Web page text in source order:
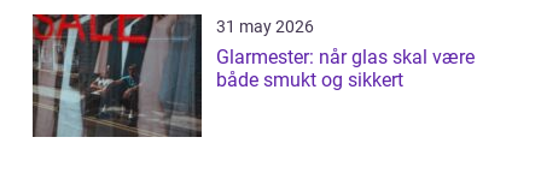
31 may 2026
Glarmester: når glas skal være
både smukt og sikkert